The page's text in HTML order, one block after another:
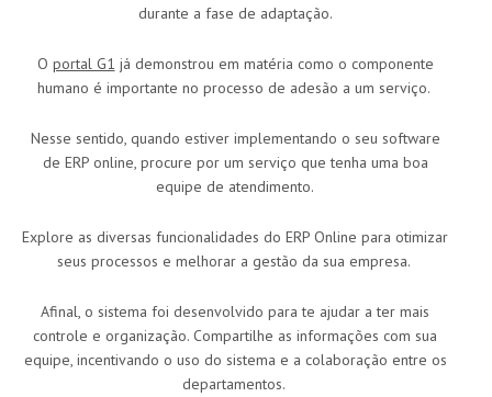
durante a fase de adaptação.
O portal G1 já demonstrou em matéria como o componente
humano é importante no processo de adesão a um serviço.
Nesse sentido, quando estiver implementando o seu software
de ERP online, procure por um serviço que tenha uma boa
equipe de atendimento.
Explore as diversas funcionalidades do ERP Online para otimizar
seus processos e melhorar a gestão da sua empresa.
Afinal, o sistema foi desenvolvido para te ajudar a ter mais
controle e organização. Compartilhe as informações com sua
equipe, incentivando o uso do sistema e a colaboração entre os
departamentos.